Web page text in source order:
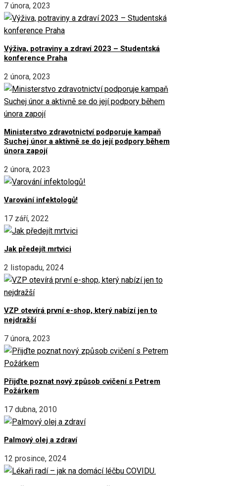
7 února, 2023
Výživa, potraviny a zdraví 2023 – Studentská
konference Praha
2 února, 2023
Ministerstvo zdravotnictví podporuje kampaň
Suchej únor a aktivně se do její podpory během
února zapojí
2 února, 2023
Varování infektologů!
17 září, 2022
Jak předejít mrtvici
2 listopadu, 2024
VZP otevírá první e-shop, který nabízí jen to
nejdražší
7 února, 2023
Přijďte poznat nový způsob cvičení s Petrem
Požárkem
17 dubna, 2010
Palmový olej a zdraví
12 prosince, 2024